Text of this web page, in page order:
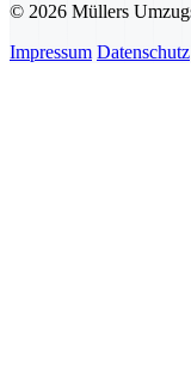
© 2026 Müllers
Impressum Datenschutz